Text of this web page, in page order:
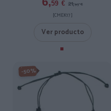
59 € 21,95 €
[CMEK17 ]
Ver producto
-50%